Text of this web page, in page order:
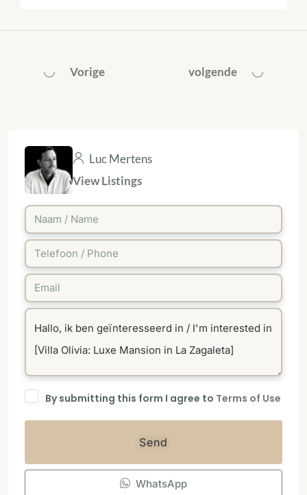
Vorige volgende
Luc Mertens
View Listings
By submitting this form I agree to Terms of Use
Send
WhatsApp